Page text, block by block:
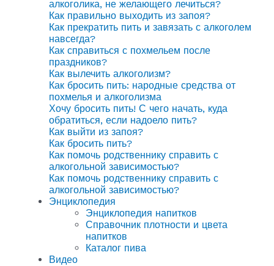
алкоголика, не желающего лечиться?
Как правильно выходить из запоя?
Как прекратить пить и завязать с алкоголем
навсегда?
Как справиться с похмельем после
праздников?
Как вылечить алкоголизм?
Как бросить пить: народные средства от
похмелья и алкоголизма
Хочу бросить пить! С чего начать, куда
обратиться, если надоело пить?
Как выйти из запоя?
Как бросить пить?
Как помочь родственнику справить с
алкогольной зависимостью?
Как помочь родственнику справить с
алкогольной зависимостью?
Энциклопедия
Энциклопедия напитков
Справочник плотности и цвета
напитков
Каталог пива
Видео